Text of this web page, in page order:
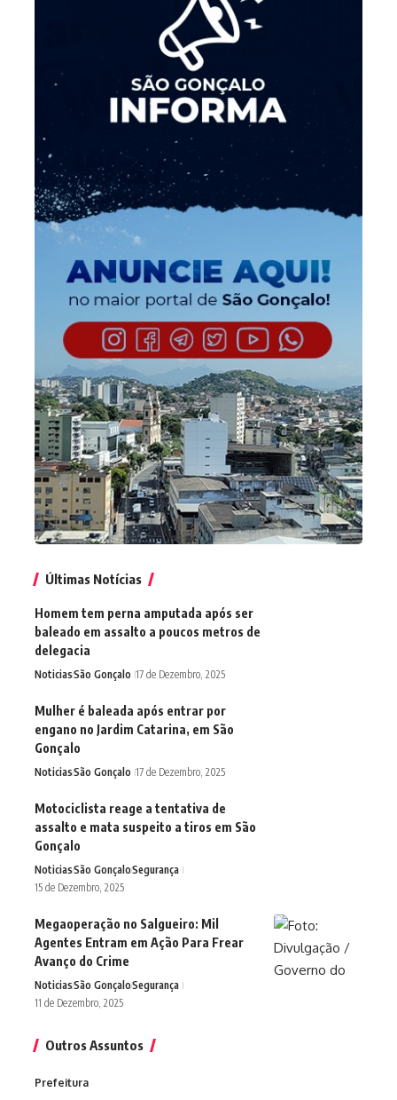
Últimas Notícias
Homem tem perna amputada após ser
baleado em assalto a poucos metros de
delegacia
NoticiasSão Gonçalo 17 de Dezembro, 2025
Mulher é baleada após entrar por
engano no Jardim Catarina, em São
Gonçalo
NoticiasSão Gonçalo 17 de Dezembro, 2025
Motociclista reage a tentativa de
assalto e mata suspeito a tiros em São
Gonçalo
NoticiasSão GonçaloSegurança
15 de Dezembro, 2025
Megaoperação no Salgueiro: Mil
Agentes Entram em Ação Para Frear
Avanço do Crime
NoticiasSão GonçaloSegurança
11 de Dezembro, 2025
Outros Assuntos
Prefeitura